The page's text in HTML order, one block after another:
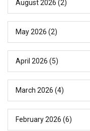
August 2026 (2)
May 2026 (2)
April 2026 (5)
March 2026 (4)
February 2026 (6)